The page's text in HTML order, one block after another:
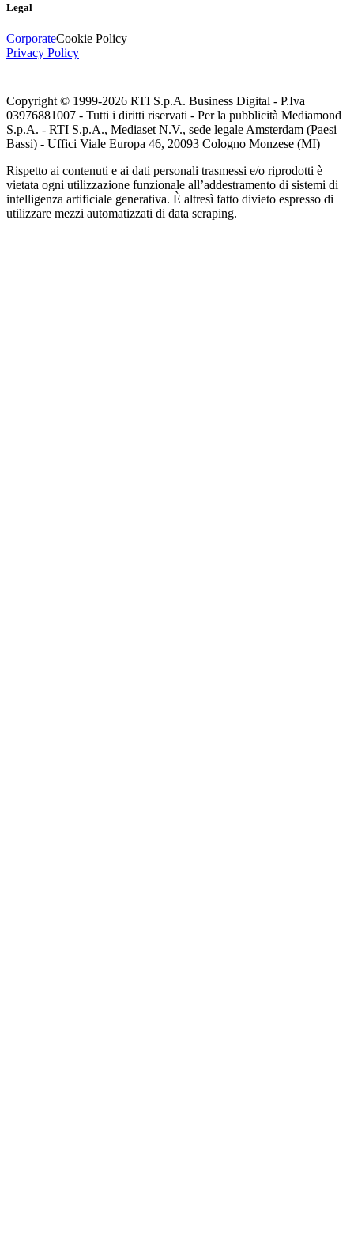
Legal
CorporateCookie Policy
Privacy Policy
Copyright © 1999-2026 RTI S.p.A. Business Digital - P.Iva
03976881007 - Tutti i diritti riservati - Per la pubblicità Mediamond
S.p.A. - RTI S.p.A., Mediaset N.V., sede legale Amsterdam (Paesi
Bassi) - Uffici Viale Europa 46, 20093 Cologno Monzese (MI)
Rispetto ai contenuti e ai dati personali trasmessi e/o riprodotti è
vietata ogni utilizzazione funzionale all’addestramento di sistemi di
intelligenza artificiale generativa. È altresì fatto divieto espresso di
utilizzare mezzi automatizzati di data scraping.